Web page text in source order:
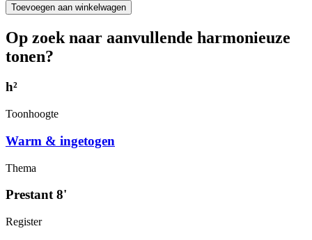
Toevoegen aan winkelwagen
Op zoek naar aanvullende harmonieuze
tonen?
h²
Toonhoogte
Warm & ingetogen
Thema
Prestant 8'
Register